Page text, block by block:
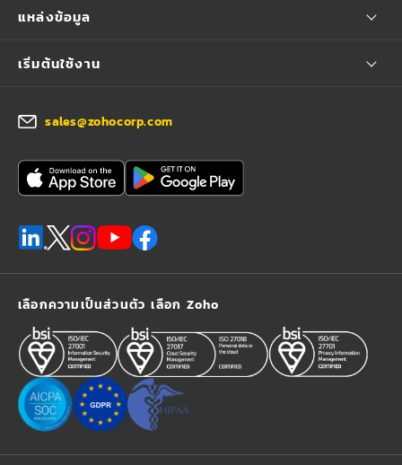
แหล่งข้อมูล
เริ่มต้นใช้งาน
sales@zohocorp.com
เลือกความเป็นส่วนตัว เลือก Zoho